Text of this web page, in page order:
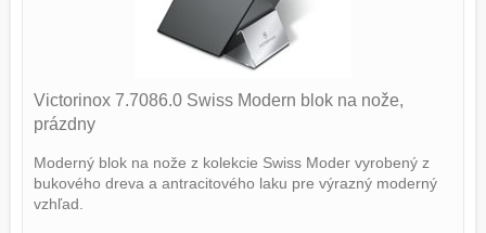
Victorinox 7.7086.0 Swiss Modern blok na nože,
prázdny
Moderný blok na nože z kolekcie Swiss Moder vyrobený z
bukového dreva a antracitového laku pre výrazný moderný
vzhľad.